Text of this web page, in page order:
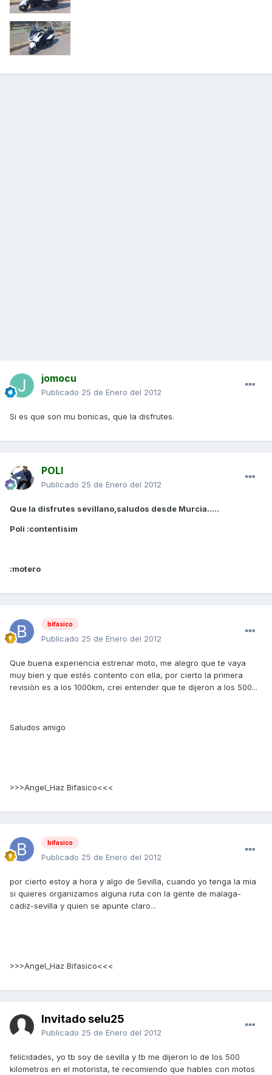
jomocu
Publicado 25 de Enero del 2012
Si es que son mu bonicas, que la disfrutes.
POLI
Publicado 25 de Enero del 2012
Que la disfrutes sevillano,saludos desde Murcia.....
Poli :contentisim
:motero
bifasico
Publicado 25 de Enero del 2012
Que buena experiencia estrenar moto, me alegro que te vaya
muy bien y que estés contento con ella, por cierto la primera
revisiòn es a los 1000km, crei entender que te dijeron a los 500...
Saludos amigo
>>>Angel_Haz Bifasico<<<
bifasico
Publicado 25 de Enero del 2012
por cierto estoy a hora y algo de Sevilla, cuando yo tenga la mia
si quieres organizamos alguna ruta con la gente de malaga-
cadiz-sevilla y quien se apunte claro...
>>>Angel_Haz Bifasico<<<
Invitado selu25
Publicado 25 de Enero del 2012
felicidades, yo tb soy de sevilla y tb me dijeron lo de los 500
kilometros en el motorista, te recomiendo que hables con motos